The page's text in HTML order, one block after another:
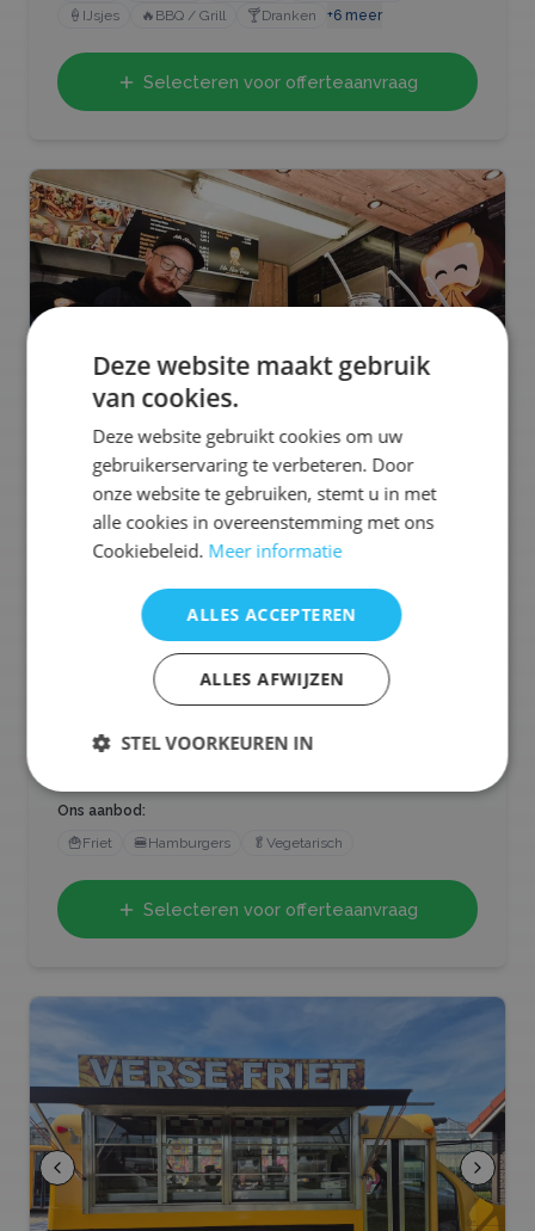
🍦 IJsjes 🔥 BBQ / Grill 🍸Dranken +6 meer
Selecteren voor offerteaanvraag
Bekijk profiel
Mr. Nice Fries serveert friet die niet alleen lekker is,
maar ook duurzaam en eerlijk. Met verse aardappelen
en een creatieve presentatie zorgen ze voor een
frietbeleving met karakter. Perfect voor wie nét iets
bijzonders zoekt.
Ons aanbod:
🍟Friet 🍔Hamburgers 🥬 Vegetarisch
Selecteren voor offerteaanvraag
Deze website maakt gebruik
van cookies.
Deze website gebruikt cookies om uw
gebruikerservaring te verbeteren. Door
onze website te gebruiken, stemt u in met
alle cookies in overeenstemming met ons
Cookiebeleid. Meer informatie
ALLES ACCEPTEREN
ALLES AFWIJZEN
STEL VOORKEUREN IN